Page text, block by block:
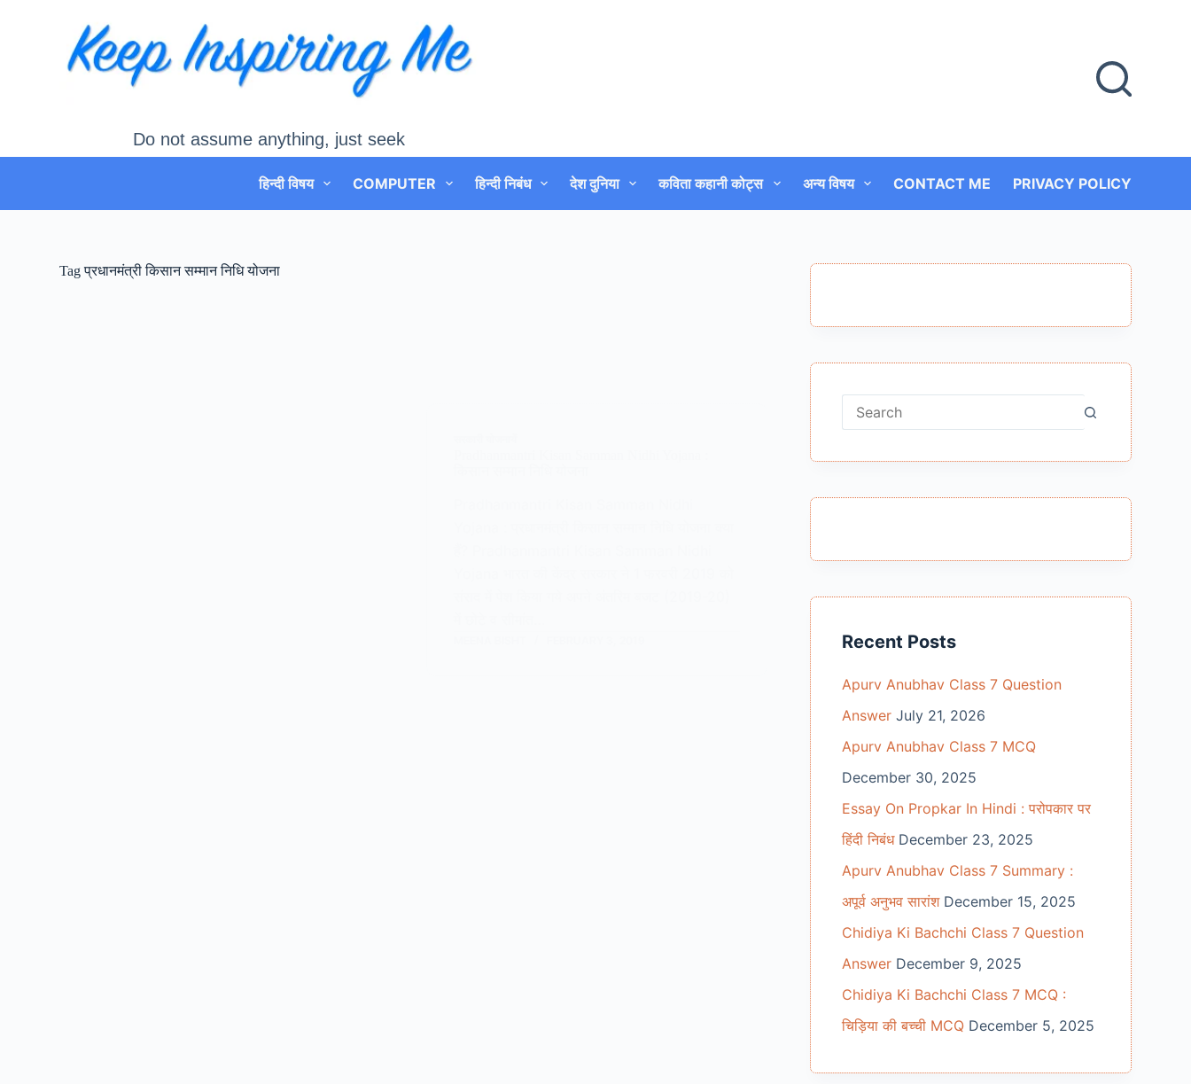
Do not assume anything, just seek
हिन्दी विषय COMPUTER हिन्दी निबंध देश दुनिया कविता कहानी कोट्स अन्य विषय CONTACT ME PRIVACY POLICY
Tagप्रधानमंत्री किसान सम्मान निधि योजना
No
Recent Posts
Apurv Anubhav Class 7 Question
Answer July 21, 2026
Apurv Anubhav Class 7 MCQ
December 30, 2025
Essay On Propkar In Hindi : परोपकार पर
हिंदी निबंध December 23, 2025
Apurv Anubhav Class 7 Summary :
अपूर्व अनुभव सारांश December 15, 2025
Chidiya Ki Bachchi Class 7 Question
Answer December 9, 2025
Chidiya Ki Bachchi Class 7 MCQ :
चिड़िया की बच्ची MCQ December 5, 2025